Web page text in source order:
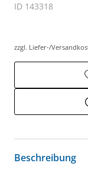
ID 143318
zzgl. Liefer-/
Beschreibung